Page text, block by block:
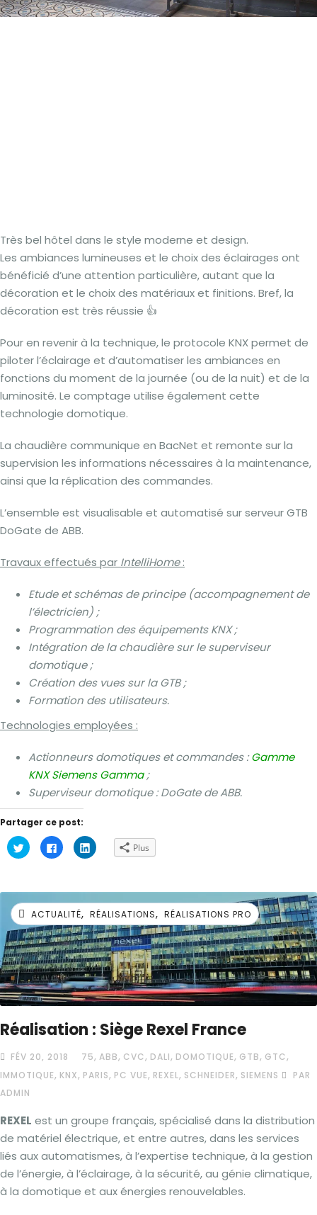
Très bel hôtel dans le style moderne et design.
Les ambiances lumineuses et le choix des éclairages ont
bénéficié d’une attention particulière, autant que la
décoration et le choix des matériaux et finitions. Bref, la
décoration est très réussie 👍
Pour en revenir à la technique, le protocole KNX permet de
piloter l’éclairage et d’automatiser les ambiances en
fonctions du moment de la journée (ou de la nuit) et de la
luminosité. Le comptage utilise également cette
technologie domotique.
La chaudière communique en BacNet et remonte sur la
supervision les informations nécessaires à la maintenance,
ainsi que la réplication des commandes.
L’ensemble est visualisable et automatisé sur serveur GTB
DoGate de ABB.
Travaux effectués par IntelliHome:
Etude et schémas de principe (accompagnement de
l’électricien) ;
Programmation des équipements KNX ;
Intégration de la chaudière sur le superviseur
domotique ;
Création des vues sur la GTB ;
Formation des utilisateurs.
Technologies employées :
Actionneurs domotiques et commandes :Gamme
KNX Siemens Gamma;
Superviseur domotique : DoGate de ABB.
Partager ce post:
Cliquez
pour
partager
une
nouvelle
fenêtre)
Cliquez
pour
partager
une
nouvelle
fenêtre)
Cliquez
pour
une
nouvelle
fenêtre)
Plus
ACTUALITÉ, RÉALISATIONS, RÉALISATIONS PRO
Réalisation : Siège Rexel France
FÉV 20, 2018 75, ABB, CVC, DALI, DOMOTIQUE, GTB, GTC,
IMMOTIQUE, KNX, PARIS, PC VUE, REXEL, SCHNEIDER, SIEMENS
PAR
ADMIN
REXEL est un groupe français, spécialisé dans la distribution
de matériel électrique, et entre autres, dans les services
liés aux automatismes, à l’expertise technique, à la gestion
de l’énergie, à l’éclairage, à la sécurité, au génie climatique,
à la domotique et aux énergies renouvelables.